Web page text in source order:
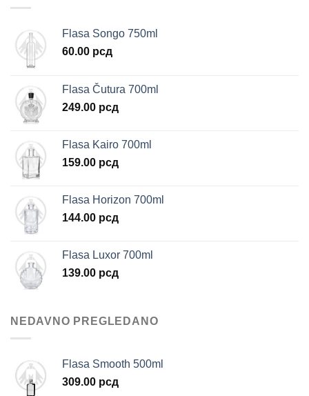
Flasa Songo 750ml
60.00 рсд
Flasa Čutura 700ml
249.00 рсд
Flasa Kairo 700ml
159.00 рсд
Flasa Horizon 700ml
144.00 рсд
Flasa Luxor 700ml
139.00 рсд
NEDAVNO PREGLEDANO
Flasa Smooth 500ml
309.00 рсд